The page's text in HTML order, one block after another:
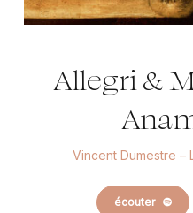
Allegri &
Vincent Dumestre –
écouter